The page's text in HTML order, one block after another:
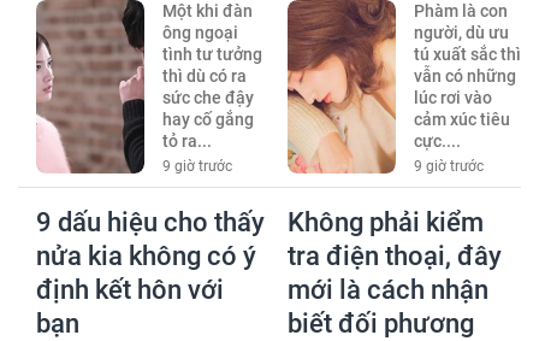
Một khi đàn
ông ngoại
tình tư tưởng
thì dù có ra
sức che đậy
hay cố gắng
tỏ ra...
9 giờ trước
Phàm là con
người, dù ưu
tú xuất sắc thì
vẫn có những
lúc rơi vào
cảm xúc tiêu
cực....
9 giờ trước
9 dấu hiệu cho thấy
nửa kia không có ý
định kết hôn với
bạn
Không phải kiểm
tra điện thoại, đây
mới là cách nhận
biết đối phương